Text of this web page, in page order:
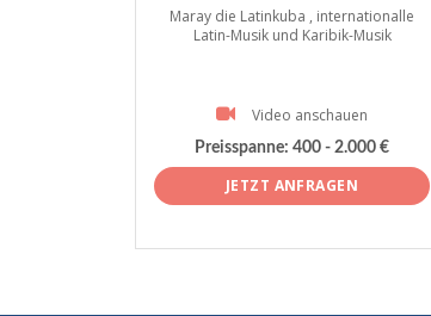
Maray die Latinkuba , internationalle
Latin-Musik und Karibik-Musik
Video anschauen
Preisspanne: 400 - 2.000 €
JETZT ANFRAGEN